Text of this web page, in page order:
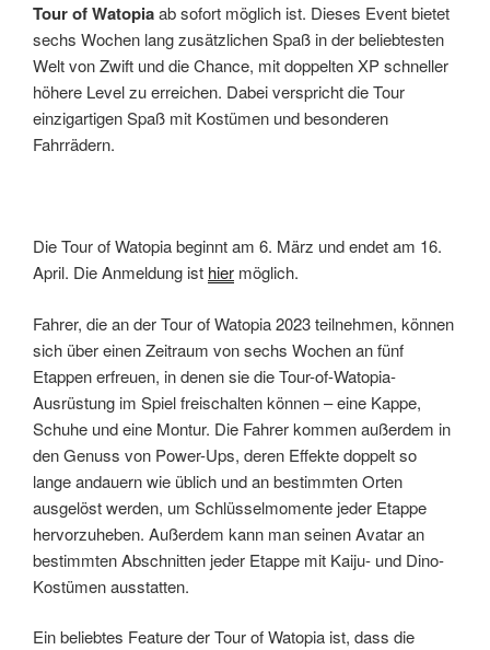
Tour of Watopiaab sofort möglich ist. Dieses Event bietet
sechs Wochen lang zusätzlichen Spaß in der beliebtesten
Welt von Zwift und die Chance, mit doppelten XP schneller
höhere Level zu erreichen. Dabei verspricht die Tour
einzigartigen Spaß mit Kostümen und besonderen
Fahrrädern.
Die Tour of Watopia beginnt am 6. März und endet am 16.
April. Die Anmeldung ist hier möglich.
Fahrer, die an der Tour of Watopia 2023 teilnehmen, können
sich über einen Zeitraum von sechs Wochen an fünf
Etappen erfreuen, in denen sie die Tour-of-Watopia-
Ausrüstung im Spiel freischalten können – eine Kappe,
Schuhe und eine Montur. Die Fahrer kommen außerdem in
den Genuss von Power-Ups, deren Effekte doppelt so
lange andauern wie üblich und an bestimmten Orten
ausgelöst werden, um Schlüsselmomente jeder Etappe
hervorzuheben. Außerdem kann man seinen Avatar an
bestimmten Abschnitten jeder Etappe mit Kaiju- und Dino-
Kostümen ausstatten.
Ein beliebtes Feature der Tour of Watopia ist, dass die